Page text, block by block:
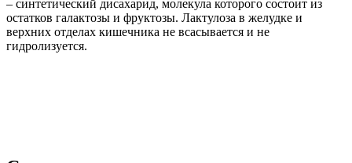
– синтетический дисахарид, молекула которого состоит из
остатков галактозы и фруктозы. Лактулоза в желудке и
верхних отделах кишечника не всасывается и не
гидролизуется.